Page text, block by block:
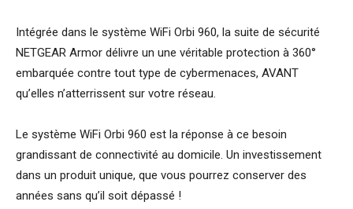
Intégrée dans le système WiFi Orbi 960, la suite de sécurité
NETGEAR Armor délivre un une véritable protection à 360°
embarquée contre tout type de cybermenaces, AVANT
qu’elles n’atterrissent sur votre réseau.
Le système WiFi Orbi 960 est la réponse à ce besoin
grandissant de connectivité au domicile. Un investissement
dans un produit unique, que vous pourrez conserver des
années sans qu’il soit dépassé !